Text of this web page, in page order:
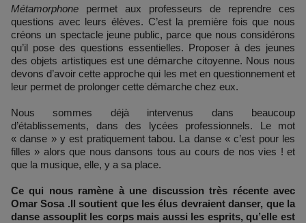
Métamorphone permet aux professeurs de reprendre ces
questions avec leurs élèves. C’est la première fois que nous
créons un spectacle jeune public, parce que nous considérons
qu’il pose des questions essentielles. Proposer à des jeunes
des objets artistiques est une démarche citoyenne. Nous nous
devons d’avoir cette approche qui les met en questionnement et
leur permet de prolonger cette démarche chez eux.
Nous sommes déjà intervenus dans beaucoup
d’établissements, dans des lycées professionnels. Le mot
« danse » y est pratiquement tabou. La danse « c’est pour les
filles » alors que nous dansons tous au cours de nos vies ! et
que la musique, elle, y a sa place.
Ce qui nous ramène à une discussion très récente avec
Omar Sosa .Il soutient que les élus devraient danser, que la
danse assouplit les corps mais aussi les esprits, qu’elle est